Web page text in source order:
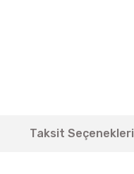
Taksit Seçenekleri